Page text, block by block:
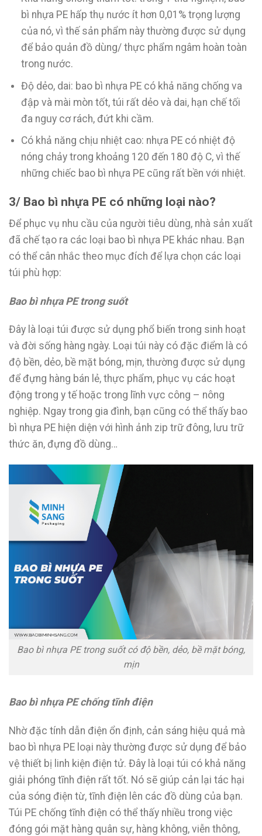
bì nhựa PE hấp thụ nước ít hơn 0,01% trọng lượng
của nó, vì thế sản phẩm này thường được sử dụng
để bảo quản đồ dùng/ thực phẩm ngâm hoàn toàn
trong nước.
Độ dẻo, dai: bao bì nhựa PE có khả năng chống va
đập và mài mòn tốt, túi rất dẻo và dai, hạn chế tối
đa nguy cơ rách, đứt khi cầm.
Có khả năng chịu nhiệt cao: nhựa PE có nhiệt độ
nóng chảy trong khoảng 120 đến 180 độ C, vì thế
những chiếc bao bì nhựa PE cũng rất bền với nhiệt.
3/ Bao bì nhựa PE có những loại nào?
Để phục vụ nhu cầu của người tiêu dùng, nhà sản xuất
đã chế tạo ra các loại bao bì nhựa PE khác nhau. Bạn
có thể cân nhắc theo mục đích để lựa chọn các loại
túi phù hợp:
Bao bì nhựa PE trong suốt
Đây là loại túi được sử dụng phổ biến trong sinh hoạt
và đời sống hàng ngày. Loại túi này có đặc điểm là có
độ bền, dẻo, bề mặt bóng, mịn, thường được sử dụng
để đựng hàng bán lẻ, thực phẩm, phục vụ các hoạt
động trong y tế hoặc trong lĩnh vực công – nông
nghiệp. Ngay trong gia đình, bạn cũng có thể thấy bao
bì nhựa PE hiện diện với hình ảnh zip trữ đông, lưu trữ
thức ăn, đựng đồ dùng…
Bao bì nhựa PE trong suốt có độ bền, dẻo, bề mặt bóng,
mịn
Bao bì nhựa PE chống tĩnh điện
Nhờ đặc tính dẫn điện ổn định, cản sáng hiệu quả mà
bao bì nhựa PE loại này thường được sử dụng để bảo
vệ thiết bị linh kiện điện tử. Đây là loại túi có khả năng
giải phóng tĩnh điện rất tốt. Nó sẽ giúp cản lại tác hại
của sóng điện từ, tĩnh điện lên các đồ dùng của bạn.
Túi PE chống tĩnh điện có thể thấy nhiều trong việc
đóng gói mặt hàng quân sự, hàng không, viễn thông,